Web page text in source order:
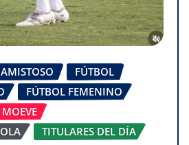
AMISTOSO
FÚTBOL
FÚTBOL FEMENINO
TITULARES DEL DÍA